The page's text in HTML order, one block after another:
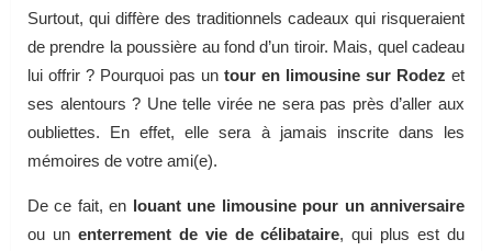
Surtout, qui diffère des traditionnels cadeaux qui risqueraient
de prendre la poussière au fond d’un tiroir. Mais, quel cadeau
lui offrir ? Pourquoi pas un tour en limousine sur Rodez et
ses alentours ? Une telle virée ne sera pas près d’aller aux
oubliettes. En effet, elle sera à jamais inscrite dans les
mémoires de votre ami(e).
De ce fait, en louant une limousine pour un anniversaire
ou un enterrement de vie de célibataire, qui plus est du